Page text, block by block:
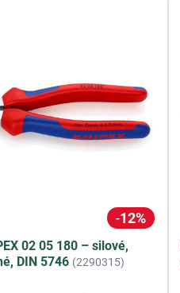
12%
02 05 180 – silové,
DIN 5746 (2290315)